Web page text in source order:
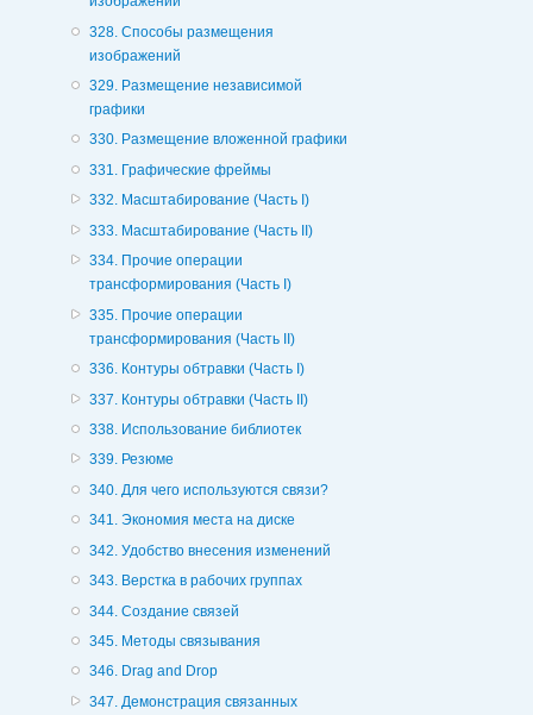
328. Способы размещения
изображений
329. Размещение независимой
графики
330. Размещение вложенной графики
331. Графические фреймы
332. Масштабирование (Часть I)
333. Масштабирование (Часть II)
334. Прочие операции
трансформирования (Часть I)
335. Прочие операции
трансформирования (Часть II)
336. Контуры обтравки (Часть I)
337. Контуры обтравки (Часть II)
338. Использование библиотек
339. Резюме
340. Для чего используются связи?
341. Экономия места на диске
342. Удобство внесения изменений
343. Верстка в рабочих группах
344. Создание связей
345. Методы связывания
346. Drag and Drop
347. Демонстрация связанных